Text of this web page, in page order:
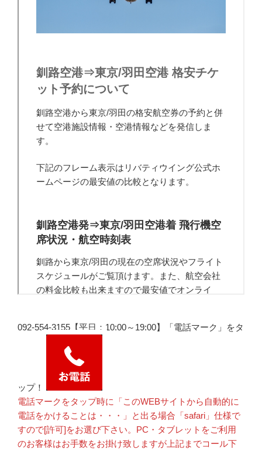
092-554-3155【平日：10:00～19:00】「電話マーク」をタ
ップ！
電話マークをタップ時に「このWEBサイトから自動的に
電話をかけることは・・・」と出る場合「safari」仕様で
すので[許可]をお選び下さい。PC・タブレットをご利用
のお客様はお手数をお掛け致しますが上記までコール下